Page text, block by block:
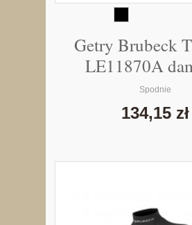
Getry Brubeck
LE11870A
Spodnie
134,15 zł